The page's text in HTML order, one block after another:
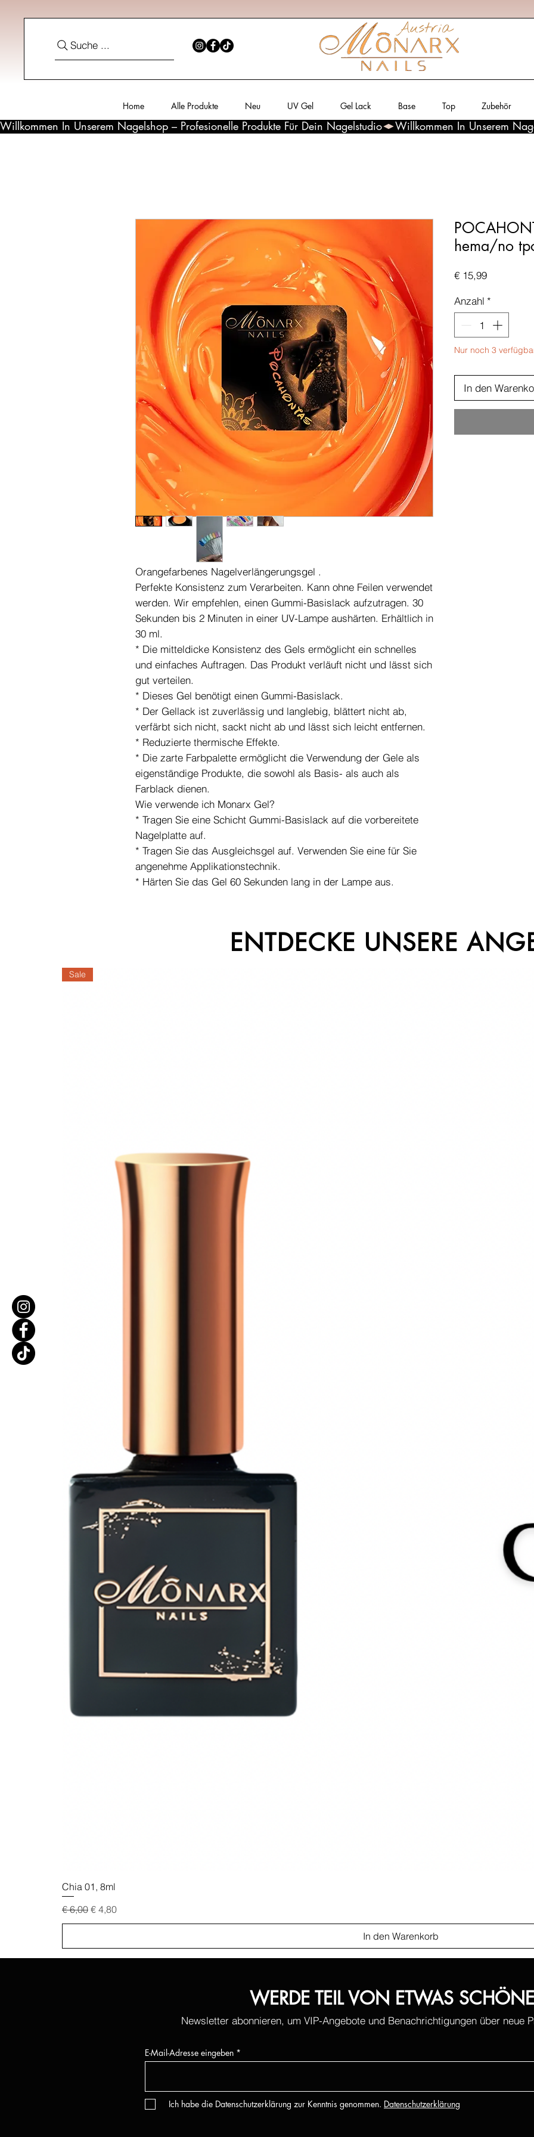
Suche ...
Home Alle Produkte Neu UV Gel Gel Lack Base Top Zubehör
Willkommen In Unserem Nagelshop – Profesionelle Produkte Für Dein Nagelstudio
Orangefarbenes Nagelverlängerungsgel .
Perfekte Konsistenz zum Verarbeiten. Kann ohne Feilen verwendet
werden. Wir empfehlen, einen Gummi-Basislack aufzutragen. 30
Sekunden bis 2 Minuten in einer UV-Lampe aushärten. Erhältlich in
30 ml.
* Die mitteldicke Konsistenz des Gels ermöglicht ein schnelles
und einfaches Auftragen. Das Produkt verläuft nicht und lässt sich
gut verteilen.
* Dieses Gel benötigt einen Gummi-Basislack.
* Der Gellack ist zuverlässig und langlebig, blättert nicht ab,
verfärbt sich nicht, sackt nicht ab und lässt sich leicht entfernen.
* Reduzierte thermische Effekte.
* Die zarte Farbpalette ermöglicht die Verwendung der Gele als
eigenständige Produkte, die sowohl als Basis- als auch als
Farblack dienen.
Wie verwende ich Monarx Gel?
* Tragen Sie eine Schicht Gummi-Basislack auf die vorbereitete
Nagelplatte auf.
* Tragen Sie das Ausgleichsgel auf. Verwenden Sie eine für Sie
angenehme Applikationstechnik.
* Härten Sie das Gel 60 Sekunden lang in der Lampe aus.
hema/no
€ 15,99Preis
Anzahl *
Nur noch 3
In den
ENTDECKE UNSERE
Sale
Chia 01, 8ml
Standardpreis
€ 6,00 Sale-Preis
€ 4,80
In den Warenkorb
WERDE TEIL VON ETWAS
Newsletter abonnieren, um VIP-Angebote und Benachrichtigungen über neue
E-Mail-Adresse eingeben
Ich habe die Datenschutzerklärung zur Kenntnis genommen. Datenschutzerklärung